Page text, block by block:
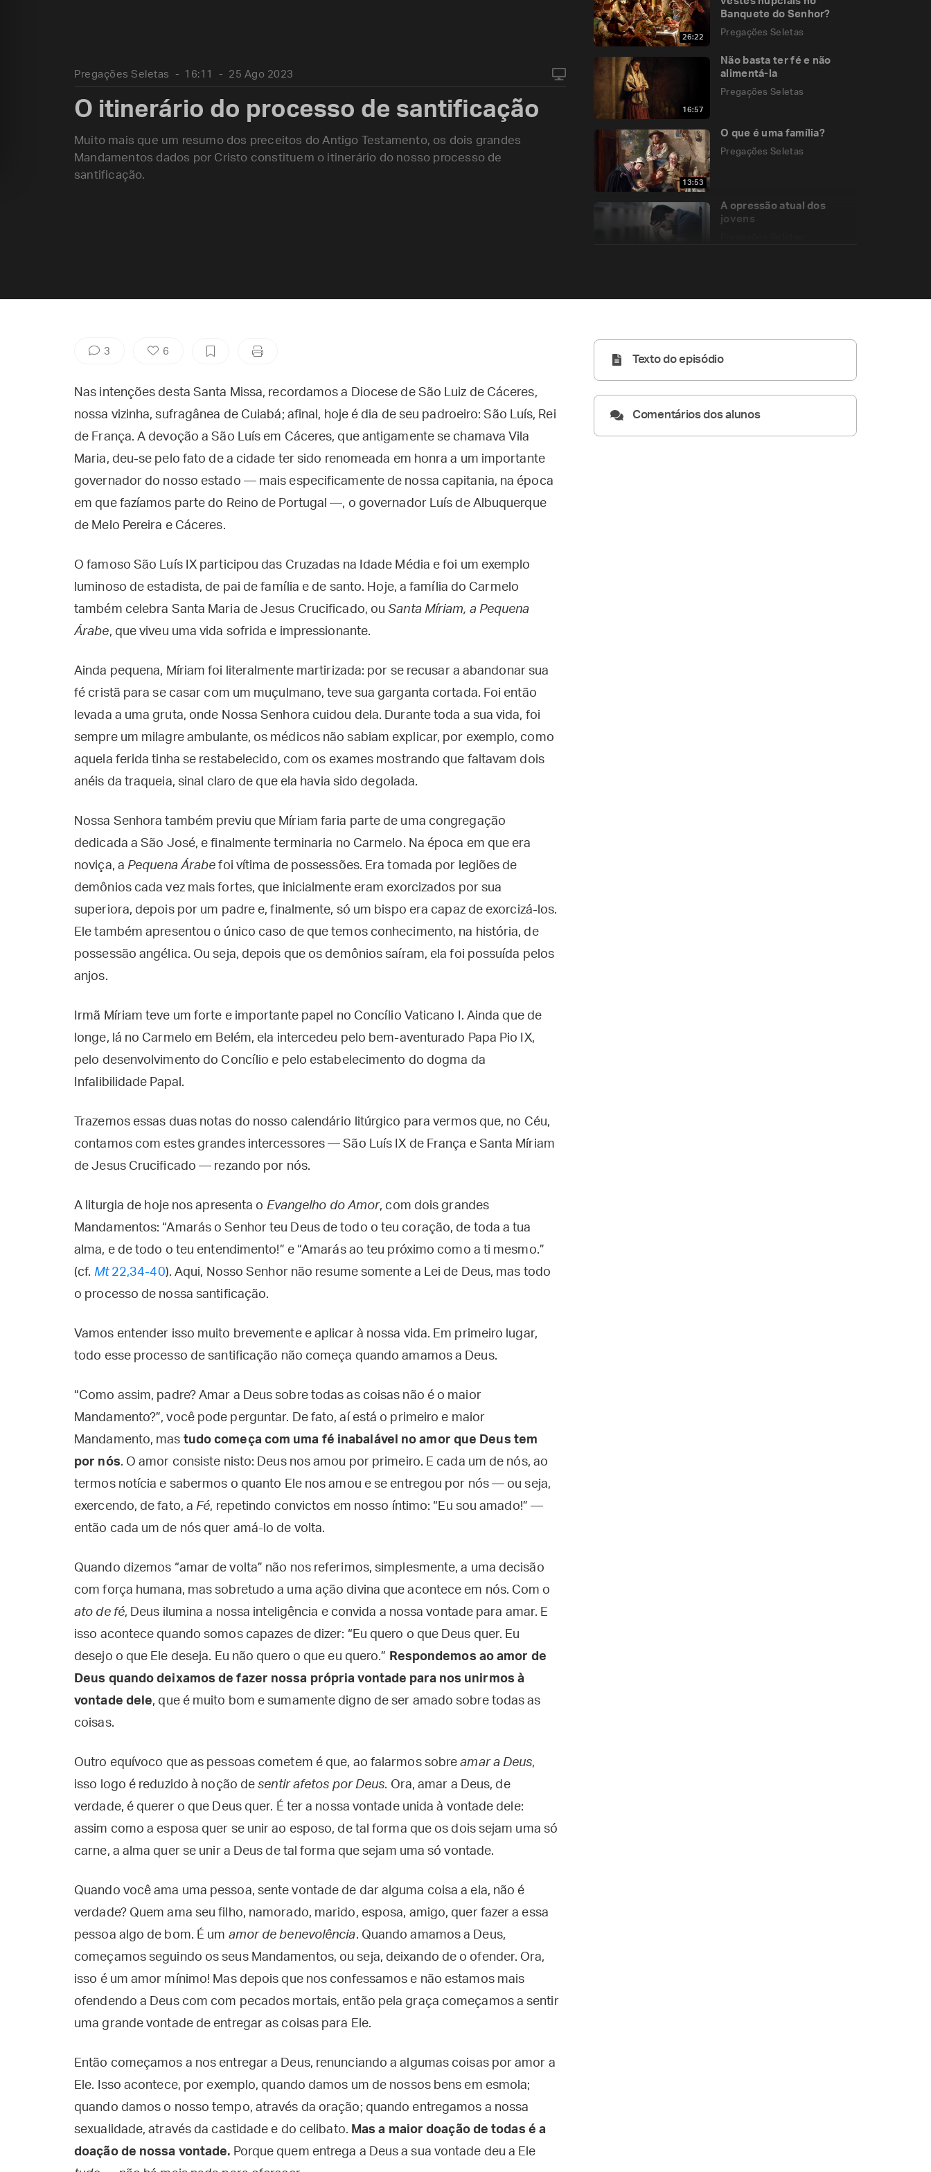
26:22
Banquete do Senhor?
Pregações Seletas
16:57
Não basta ter fé e não
alimentá-la
Pregações Seletas
13:53
O que é uma família?
Pregações Seletas
A opressão atual dos
jovens
Pregações Seletas 16:11 25 Ago 2023
O itinerário do processo de santificação
Muito mais que um resumo dos preceitos do Antigo Testamento, os dois grandes
Mandamentos dados por Cristo constituem o itinerário do nosso processo de
santificação.
3 6
Nas intenções desta Santa Missa, recordamos a Diocese de São Luiz de Cáceres,
nossa vizinha, sufragânea de Cuiabá; afinal, hoje é dia de seu padroeiro: São Luís, Rei
de França. A devoção a São Luís em Cáceres, que antigamente se chamava Vila
Maria, deu-se pelo fato de a cidade ter sido renomeada em honra a um importante
governador do nosso estado — mais especificamente de nossa capitania, na época
em que fazíamos parte do Reino de Portugal —, o governador Luís de Albuquerque
de Melo Pereira e Cáceres.
O famoso São Luís IX participou das Cruzadas na Idade Média e foi um exemplo
luminoso de estadista, de pai de família e de santo. Hoje, a família do Carmelo
também celebra Santa Maria de Jesus Crucificado, ouSanta Míriam, a Pequena
Árabe, que viveu uma vida sofrida e impressionante.
Ainda pequena, Míriam foi literalmente martirizada: por se recusar a abandonar sua
fé cristã para se casar com um muçulmano, teve sua garganta cortada. Foi então
levada a uma gruta, onde Nossa Senhora cuidou dela. Durante toda a sua vida, foi
sempre um milagre ambulante, os médicos não sabiam explicar, por exemplo, como
aquela ferida tinha se restabelecido, com os exames mostrando que faltavam dois
anéis da traqueia, sinal claro de que ela havia sido degolada.
Nossa Senhora também previu que Míriam faria parte de uma congregação
dedicada a São José, e finalmente terminaria no Carmelo. Na época em que era
noviça, a Pequena Árabe foi vítima de possessões. Era tomada por legiões de
demônios cada vez mais fortes, que inicialmente eram exorcizados por sua
superiora, depois por um padre e, finalmente, só um bispo era capaz de exorcizá-los.
Ele também apresentou o único caso de que temos conhecimento, na história, de
possessão angélica. Ou seja, depois que os demônios saíram, ela foi possuída pelos
anjos.
Irmã Míriam teve um forte e importante papel no Concílio Vaticano I. Ainda que de
longe, lá no Carmelo em Belém, ela intercedeu pelo bem-aventurado Papa Pio IX,
pelo desenvolvimento do Concílio e pelo estabelecimento do dogma da
Infalibilidade Papal.
Trazemos essas duas notas do nosso calendário litúrgico para vermos que, no Céu,
contamos com estes grandes intercessores — São Luís IX de França e Santa Míriam
de Jesus Crucificado — rezando por nós.
A liturgia de hoje nos apresenta o Evangelho do Amor, com dois grandes
Mandamentos: “Amarás o Senhor teu Deus de todo o teu coração, de toda a tua
alma, e de todo o teu entendimento!” e “Amarás ao teu próximo como a ti mesmo.”
(cf. Mt22,34-40). Aqui, Nosso Senhor não resume somente a Lei de Deus, mas todo
o processo de nossa santificação.
Vamos entender isso muito brevemente e aplicar à nossa vida. Em primeiro lugar,
todo esse processo de santificação não começa quando amamos a Deus.
“Como assim, padre? Amar a Deus sobre todas as coisas não é o maior
Mandamento?”, você pode perguntar. De fato, aí está o primeiro e maior
Mandamento, mas tudo começa com uma fé inabalável no amor que Deus tem
por nós. O amor consiste nisto: Deus nos amou por primeiro. E cada um de nós, ao
termos notícia e sabermos o quanto Ele nos amou e se entregou por nós — ou seja,
exercendo, de fato, aFé, repetindo convictos em nosso íntimo: “Eu sou amado!” —
então cada um de nós quer amá-lo de volta.
Quando dizemos “amar de volta” não nos referimos, simplesmente, a uma decisão
com força humana, mas sobretudo a uma ação divina que acontece em nós. Com o
ato de fé, Deus ilumina a nossa inteligência e convida a nossa vontade para amar. E
isso acontece quando somos capazes de dizer: “Eu quero o que Deus quer. Eu
desejo o que Ele deseja. Eu não quero o que eu quero.” Respondemos ao amor de
Deus quando deixamos de fazer nossa própria vontade para nos unirmos à
vontade dele, que é muito bom e sumamente digno de ser amado sobre todas as
coisas.
Outro equívoco que as pessoas cometem é que, ao falarmos sobreamar a Deus,
isso logo é reduzido à noção desentir afetos por Deus. Ora, amar a Deus, de
verdade, é querer o que Deus quer. É ter a nossa vontade unida à vontade dele:
assim como a esposa quer se unir ao esposo, de tal forma que os dois sejam uma só
carne, a alma quer se unir a Deus de tal forma que sejam uma só vontade.
Quando você ama uma pessoa, sente vontade de dar alguma coisa a ela, não é
verdade? Quem ama seu filho, namorado, marido, esposa, amigo, quer fazer a essa
pessoa algo de bom. É um amor de benevolência. Quando amamos a Deus,
começamos seguindo os seus Mandamentos, ou seja, deixando de o ofender. Ora,
isso é um amor mínimo! Mas depois que nos confessamos e não estamos mais
ofendendo a Deus com com pecados mortais, então pela graça começamos a sentir
uma grande vontade de entregar as coisas para Ele.
Então começamos a nos entregar a Deus, renunciando a algumas coisas por amor a
Ele. Isso acontece, por exemplo, quando damos um de nossos bens em esmola;
quando damos o nosso tempo, através da oração; quando entregamos a nossa
sexualidade, através da castidade e do celibato. Mas a maior doação de todas é a
doação de nossa vontade. Porque quem entrega a Deus a sua vontade deu a Ele
Texto do episódio
Comentários dos alunos